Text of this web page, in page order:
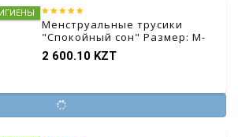
Менструальные трусики
"Спокойный сон" Размер: M-
L, 2 шт.
2 600.10 KZT